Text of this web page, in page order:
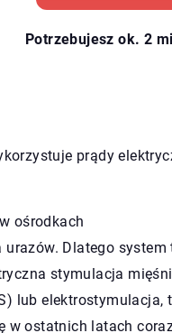
Potrzebujesz ok. 2
prądy
ośrodkach
Dlatego system
stymulacja mięśni
lub elektrostymulacja,
w ostatnich latach